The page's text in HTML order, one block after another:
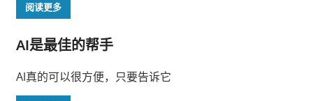
阅读更多
AI是最佳的帮手
AI真的可以很方便，只要告诉它